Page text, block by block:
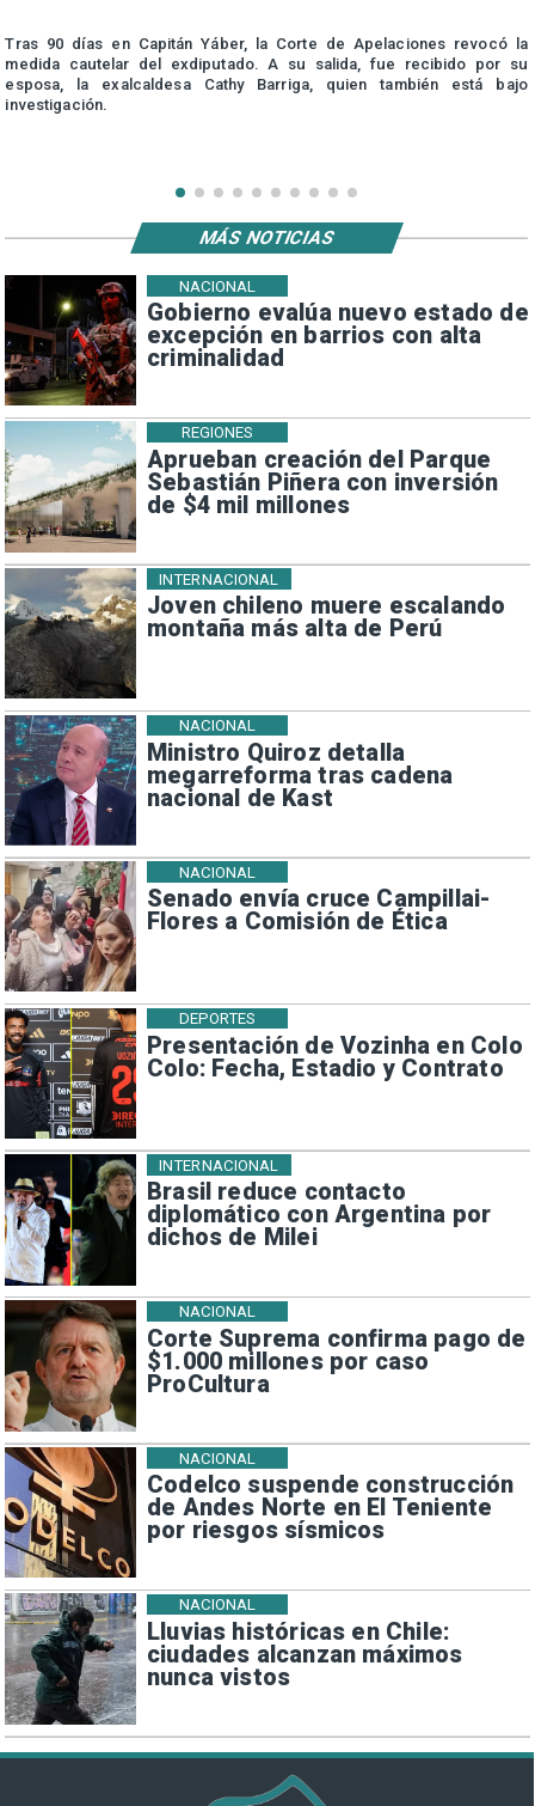
Tras 90 días en Capitán Yáber, la Corte de Apelaciones revocó la
medida cautelar del exdiputado. A su salida, fue recibido por su
esposa, la exalcaldesa Cathy Barriga, quien también está bajo
investigación.
Gobierno evalúa nuevo estado de
excepción en barrios con alta
criminalidad
NACIONAL
Aprueban creación del Parque
Sebastián Piñera con inversión
de $4 mil millones
REGIONES
Joven chileno muere escalando
montaña más alta de Perú
INTERNACIONAL
Ministro Quiroz detalla
megarreforma tras cadena
nacional de Kast
NACIONAL
Senado envía cruce Campillai-
Flores a Comisión de Ética
NACIONAL
Presentación de Vozinha en Colo
Colo: Fecha, Estadio y Contrato
DEPORTES
Brasil reduce contacto
diplomático con Argentina por
dichos de Milei
INTERNACIONAL
Corte Suprema confirma pago de
$1.000 millones por caso
ProCultura
NACIONAL
Codelco suspende construcción
de Andes Norte en El Teniente
por riesgos sísmicos
NACIONAL
Lluvias históricas en Chile:
ciudades alcanzan máximos
nunca vistos
NACIONAL
MÁS NOTICIAS